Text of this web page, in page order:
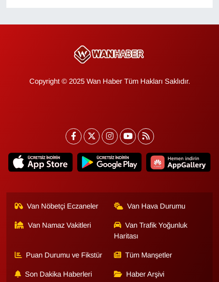
Copyright © 2025 Wan Haber Tüm Hakları Saklıdır.
Van Nöbetçi Eczaneler Van Hava Durumu
Van Namaz Vakitleri
Van Trafik Yoğunluk
Haritası
Puan Durumu ve Fikstür Tüm Manşetler
Son Dakika Haberleri Haber Arşivi
ONE EKONOMİ
POLİTİKA
Resmi İlanlar